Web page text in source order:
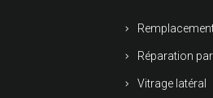
Réparation
Vitrage latéral